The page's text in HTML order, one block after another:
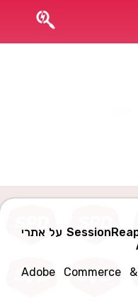
כיצד SPD חסמה את מתקפת SessionReaper על אתרי
חומרה: קריטית · פלטפורמות: Adobe Commerce &